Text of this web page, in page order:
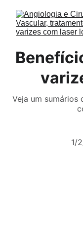
Veja um sumários
1/